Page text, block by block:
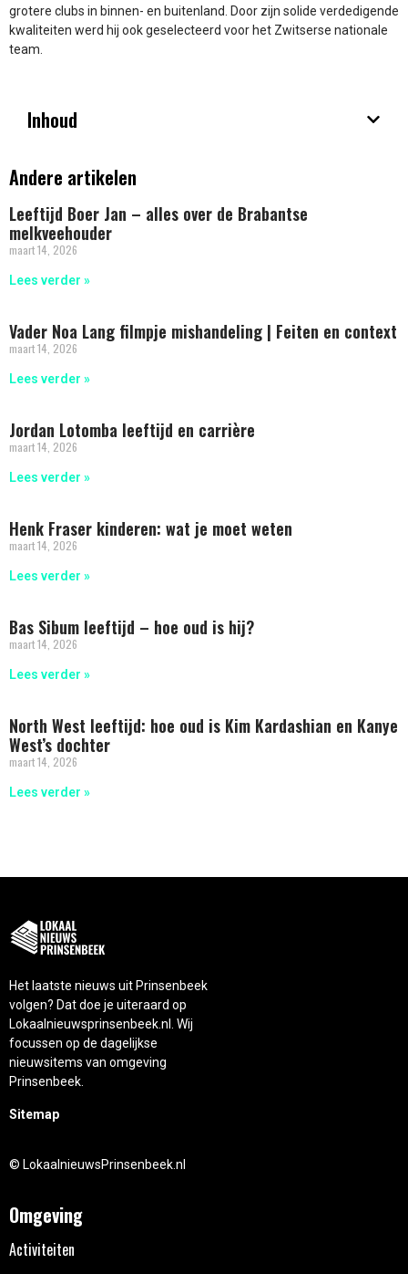
grotere clubs in binnen- en buitenland. Door zijn solide verdedigende
kwaliteiten werd hij ook geselecteerd voor het Zwitserse nationale
team.
Inhoud
Andere artikelen
Leeftijd Boer Jan – alles over de Brabantse
melkveehouder
maart 14, 2026
Lees verder »
Vader Noa Lang filmpje mishandeling | Feiten en context
maart 14, 2026
Lees verder »
Jordan Lotomba leeftijd en carrière
maart 14, 2026
Lees verder »
Henk Fraser kinderen: wat je moet weten
maart 14, 2026
Lees verder »
Bas Sibum leeftijd – hoe oud is hij?
maart 14, 2026
Lees verder »
North West leeftijd: hoe oud is Kim Kardashian en Kanye
West’s dochter
maart 14, 2026
Lees verder »
Het laatste nieuws uit Prinsenbeek
volgen? Dat doe je uiteraard op
Lokaalnieuwsprinsenbeek.nl. Wij
focussen op de dagelijkse
nieuwsitems van omgeving
Prinsenbeek.
Sitemap
© LokaalnieuwsPrinsenbeek.nl
Omgeving
Activiteiten